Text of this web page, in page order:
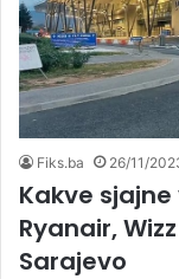
Fiks.ba 26/11/
Kakve
Ryanair,
Sarajevo